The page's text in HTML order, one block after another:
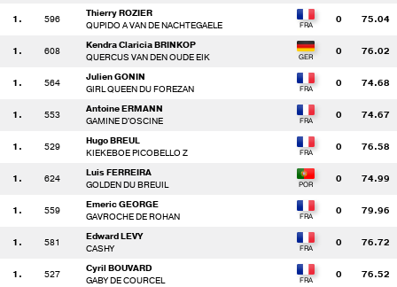
1. 596
Thierry ROZIER
QUPIDO A VAN DE NACHTEGAELE
0 75.04
1. 608
Kendra Claricia BRINKOP
QUERCUS VAN DEN OUDE EIK
0 76.02
1. 564
Julien GONIN
GIRL QUEEN DU FOREZAN
0 74.68
1. 553
Antoine ERMANN
GAMINE D'OSCINE
0 74.67
1. 529
Hugo BREUL
KIEKEBOE PICOBELLO Z
0 76.58
1. 624
Luis FERREIRA
GOLDEN DU BREUIL
0 74.99
1. 559
Emeric GEORGE
GAVROCHE DE ROHAN
0 79.96
1. 581
Edward LEVY
CASHY
0 76.72
1. 527
Cyril BOUVARD
GABY DE COURCEL
0 76.52